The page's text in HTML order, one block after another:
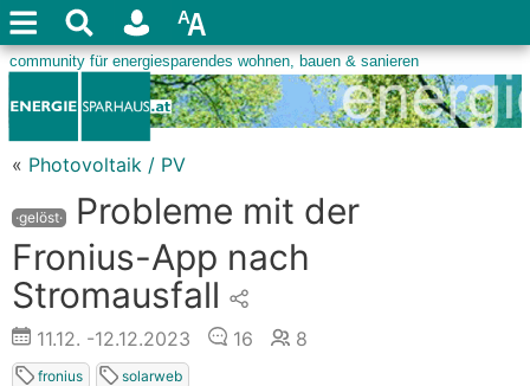
« Photovoltaik / PV
·gelöst·
Probleme mit der
Fronius-App nach
Stromausfall
11.12. -12.12.2023 16 8
fronius solarweb